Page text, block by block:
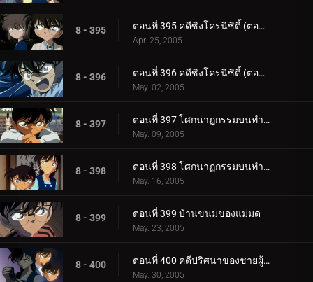
8 - 395 ตอนที่ 395 คดีซิงโครนิซิตี้ (ตอนแรก)
Apr. 25, 2005
8 - 396 ตอนที่ 396 คดีซิงโครนิซิตี้ (ตอนจบ)
May. 02, 2005
8 - 397 ตอนที่ 397 โศกนาฏกรรมบนทำนบกันคลื่น (ตอนแรก)
May. 09, 2005
8 - 398 ตอนที่ 398 โศกนาฏกรรมบนทำนบกันคลื่น (ตอนจบ)
May. 16, 2005
8 - 399 ตอนที่ 399 บ้านขนมของแม่มด
May. 23, 2005
8 - 400 ตอนที่ 400 คดีปริศนาของชายผู้โชคดี
May. 30, 2005